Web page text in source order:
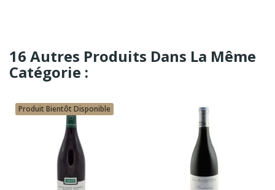
16 Autres Produits Dans La Même
Catégorie :
Produit Bientôt Disponible